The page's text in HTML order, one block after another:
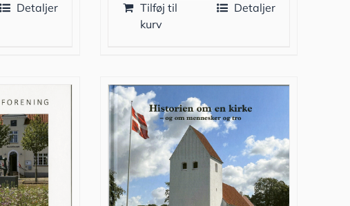
Detaljer
Tilføj til
kurv
Detaljer